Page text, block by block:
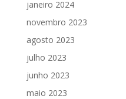
janeiro 2024
novembro 2023
agosto 2023
julho 2023
junho 2023
maio 2023